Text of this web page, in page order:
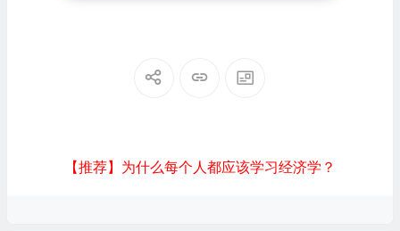
【推荐】为什么每个人都应该学习经济学？